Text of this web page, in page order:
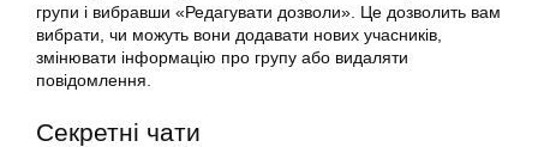
групи і вибравши «Редагувати дозволи». Це дозволить вам
вибрати, чи можуть вони додавати нових учасників,
змінювати інформацію про групу або видаляти
повідомлення.
Секретні чати